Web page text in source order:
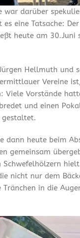
war darüber
es eine Tatsache:
heute am 30.Juni
Hellmuth und
Vereine
Viele Vorstände
und einen
gestaltet.
dann heute beim
gemeinsam
Schwefelhölzern
nicht nur dem
Tränchen in die